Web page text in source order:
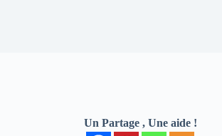
Un Partage , Une aide !